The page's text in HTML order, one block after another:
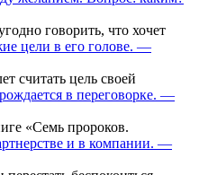
говорить, что хочет
цели в его голове. —
считать цель своей
в переговорке. —
«Семь пророков.
и в компании. —